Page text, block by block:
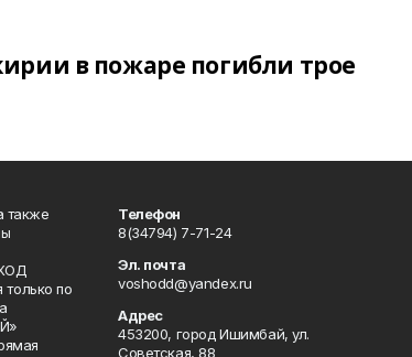
в пожаре погибли трое
также
по
Телефон
8(34794) 7-71-24
Эл. почта
voshodd@yandex.ru
Адрес
453200, город Ишимбай, ул.
Советская, 88